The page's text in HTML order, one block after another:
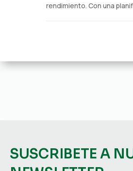
rendimiento. Con una
SUSCRIBETE A